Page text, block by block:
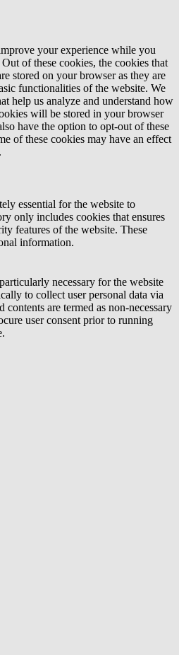
your experience while you
of these cookies, the cookies that
stored on your browser as they are
functionalities of the website. We
help us analyze and understand how
will be stored in your browser
have the option to opt-out of these
of these cookies may have an effect
essential for the website to
only includes cookies that ensures
features of the website. These
information.
necessary for the website
to collect user personal data via
contents are termed as non-necessary
user consent prior to running